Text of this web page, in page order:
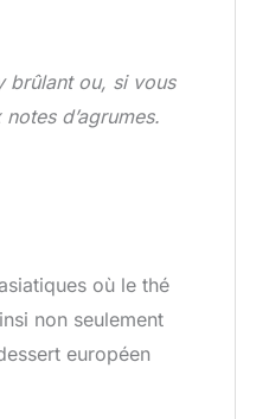
brûlant ou, si vous
d’agrumes.
où le thé
non seulement
européen